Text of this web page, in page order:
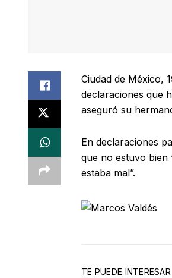
Ciudad de México,
declaraciones que
aseguró su
En declaraciones
que no estuvo
estaba mal”.
TE PUEDE INTERESAR